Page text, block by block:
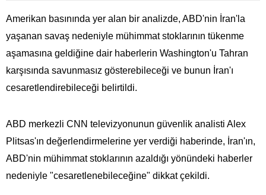
Amerikan basınında yer alan bir analizde, ABD'nin İran'la
yaşanan savaş nedeniyle mühimmat stoklarının tükenme
aşamasına geldiğine dair haberlerin Washington'u Tahran
karşısında savunmasız gösterebileceği ve bunun İran'ı
cesaretlendirebileceği belirtildi.
ABD merkezli CNN televizyonunun güvenlik analisti Alex
Plitsas'ın değerlendirmelerine yer verdiği haberinde, İran'ın,
ABD'nin mühimmat stoklarının azaldığı yönündeki haberler
nedeniyle "cesaretlenebileceğine" dikkat çekildi.